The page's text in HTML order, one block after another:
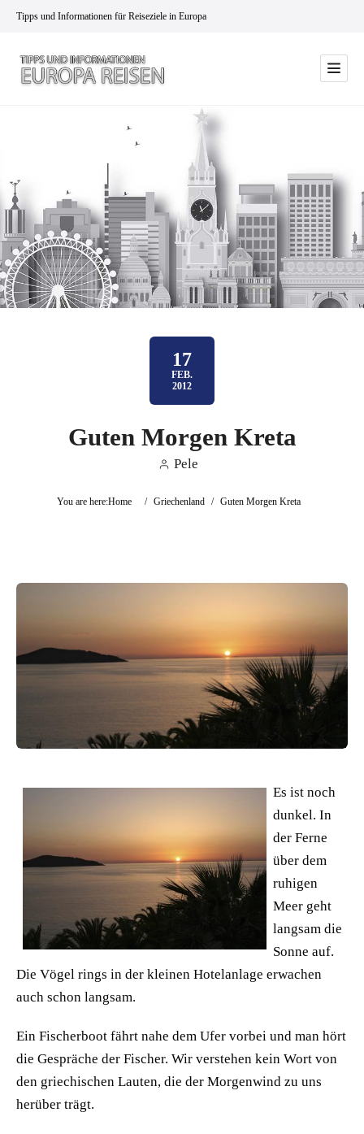
Tipps und Informationen für Reiseziele in Europa
17
FEB.
2012
Guten Morgen Kreta
Pele
You are here:Home / Griechenland / Guten Morgen Kreta
Es ist noch
dunkel. In
der Ferne
über dem
ruhigen
Meer geht
langsam die
Sonne auf.
Die Vögel rings in der kleinen Hotelanlage erwachen
auch schon langsam.
Ein Fischerboot fährt nahe dem Ufer vorbei und man hört
die Gespräche der Fischer. Wir verstehen kein Wort von
den griechischen Lauten, die der Morgenwind zu uns
herüber trägt.